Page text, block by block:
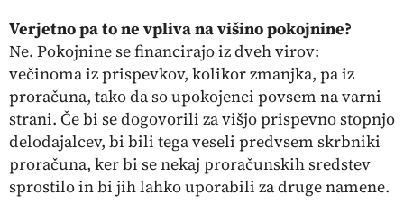
Verjetno pa to ne vpliva na višino pokojnine?
Ne. Pokojnine se financirajo iz dveh virov:
večinoma iz prispevkov, kolikor zmanjka, pa iz
proračuna, tako da so upokojenci povsem na varni
strani. Če bi se dogovorili za višjo prispevno stopnjo
delodajalcev, bi bili tega veseli predvsem skrbniki
proračuna, ker bi se nekaj proračunskih sredstev
sprostilo in bi jih lahko uporabili za druge namene.